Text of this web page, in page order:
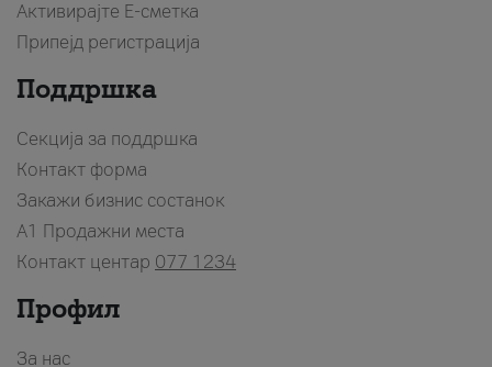
Активирајте Е-сметка
Припејд регистрација
Поддршка
Секција за поддршка
Контакт форма
Закажи бизнис состанок
A1 Продажни места
Контакт центар 077 1234
Профил
За нас